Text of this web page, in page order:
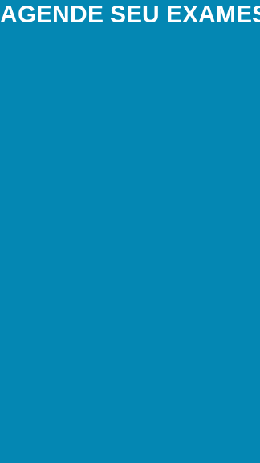
AGENDE SEU